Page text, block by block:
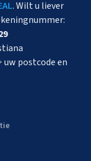
. Wilt u liever
uw postcode en